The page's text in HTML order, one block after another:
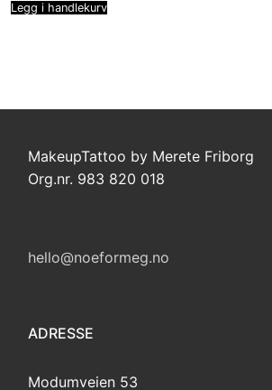
Legg i handlekurv
MakeupTattoo by Merete Friborg
Org.nr. 983 820 018
hello@noeformeg.no
ADRESSE
Modumveien 53